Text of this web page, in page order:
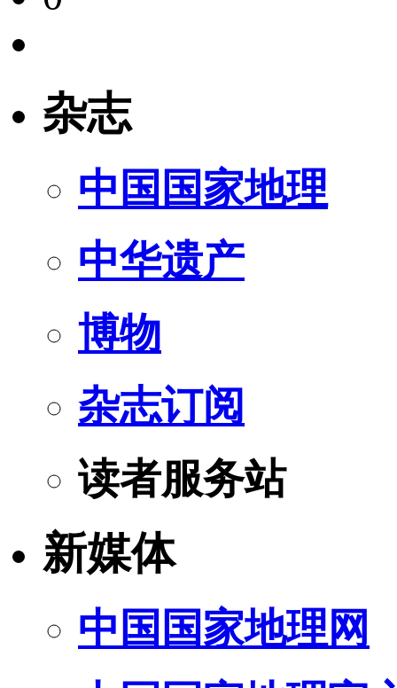
杂志
中国国家地理
中华遗产
博物
杂志订阅
读者服务站
新媒体
中国国家地理网